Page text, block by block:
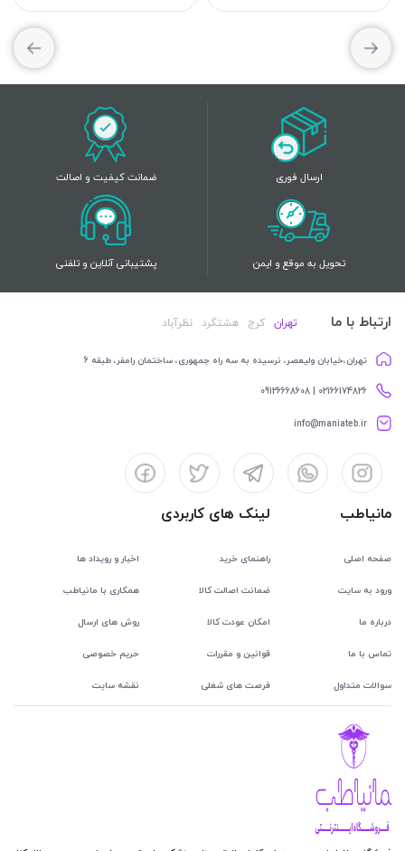
ارسال فوری ضمانت کیفیت و اصالت
تحویل به موقع و ایمن پشتیبانی آنلاین و تلفنی
ارتباط با ما تهران کرج هشتگرد نظرآباد
تهران،خیابان ولیعصر، نرسیده به سه راه جمهوری، ساختمان رامفر، طبقه 6
02166174826 | 09126668608
info@maniateb.ir
مانیاطب
صفحه اصلی
ورود به سایت
درباره ما
تماس با ما
سوالات متداول
لینک های کاربردی
راهنمای خرید اخبار و رویداد ها
ضمانت اصالت کالا همکاری با مانیاطب
امکان عودت کالا روش های ارسال
قوانین و مقررات حریم خصوصی
فرصت های شغلی نقشه سایت